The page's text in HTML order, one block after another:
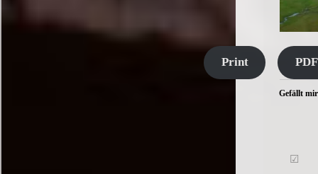
Print PDF
Gefällt